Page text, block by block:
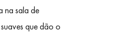
na sala de
que dão o